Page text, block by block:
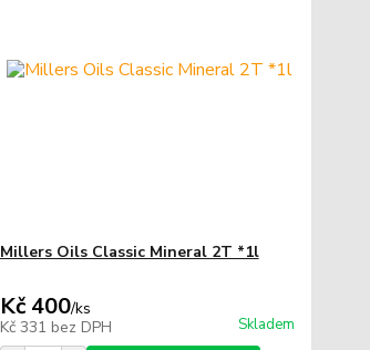
Millers Oils Classic Mineral 2T *1l
Kč 400/ks
Kč 331 bez DPH Skladem